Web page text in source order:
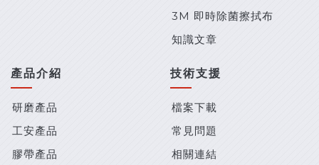
3M 即時除菌擦拭布
知識文章
產品介紹
研磨產品
工安產品
膠帶產品
技術支援
檔案下載
常見問題
相關連結